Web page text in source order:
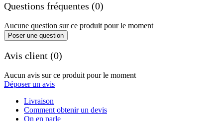
Questions fréquentes (0)
Aucune question sur ce produit pour le moment
Poser une question
Avis client (0)
Aucun avis sur ce produit pour le moment
Déposer un avis
Livraison
Comment obtenir un devis
On en parle